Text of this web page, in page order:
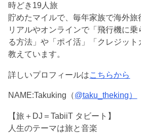
時どき19人旅
貯めたマイルで、毎年家族で海外旅
リアルやオンラインで「飛行機に
る方法」や「ポイ活」「クレジッ
教えています。
詳しいプロフィールはこちらから
NAME:Takuking （@taku_theking）
【旅＋DJ＝TabiiT タビート】
人生のテーマは旅と音楽